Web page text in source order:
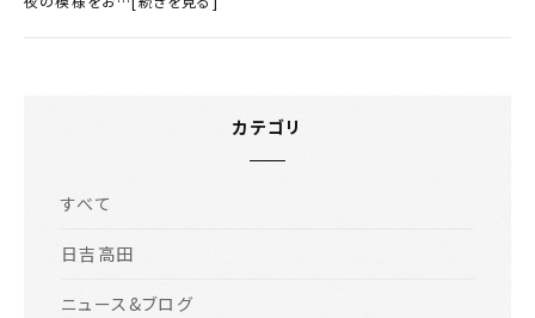
カテゴリ
すべて
日吉高田
ニュース&ブログ